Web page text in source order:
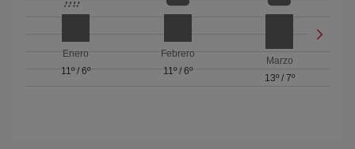
Enero
11º/ 6º
Febrero
11º/ 6º
Marzo
13º/ 7º